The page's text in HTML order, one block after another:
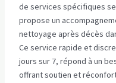
de services spécifiques se
propose un
nettoyage après décès
Ce service rapide et
jours sur 7, répond à un
offrant soutien et